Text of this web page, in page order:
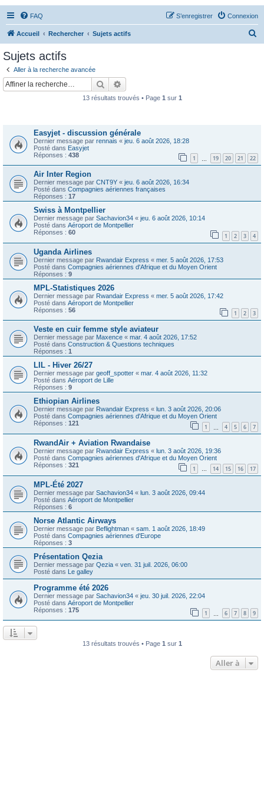
FAQ Connexion
S’enregistrer
Accueil Rechercher Sujets actifs
Sujets actifs
Aller à la recherche avancée
Rechercher
13 résultats trouvés • Page 1 sur 1
Easyjet - discussion générale
Dernier message par rennais « jeu. 6 août 2026, 18:28
Posté dans Easyjet
Réponses : 438 1 19 20 21 22
Air Inter Region
Dernier message par CNT9Y « jeu. 6 août 2026, 16:34
Posté dans Compagnies aériennes françaises
Réponses : 17
Swiss à Montpellier
Dernier message par Sachavion34 « jeu. 6 août 2026, 10:14
Posté dans Aéroport de Montpellier
Réponses : 60 1 2 3 4
Uganda Airlines
Dernier message par Rwandair Express « mer. 5 août 2026, 17:53
Posté dans Compagnies aériennes d'Afrique et du Moyen Orient
Réponses : 9
MPL-Statistiques 2026
Dernier message par Rwandair Express « mer. 5 août 2026, 17:42
Posté dans Aéroport de Montpellier
Réponses : 56 1 2 3
Veste en cuir femme style aviateur
Dernier message par Maxence « mar. 4 août 2026, 17:52
Posté dans Construction & Questions techniques
Réponses : 1
LIL - Hiver 26/27
Dernier message par geoff_spotter « mar. 4 août 2026, 11:32
Posté dans Aéroport de Lille
Réponses : 9
Ethiopian Airlines
Dernier message par Rwandair Express « lun. 3 août 2026, 20:06
Posté dans Compagnies aériennes d'Afrique et du Moyen Orient
Réponses : 121 1 4 5 6 7
RwandAir + Aviation Rwandaise
Dernier message par Rwandair Express « lun. 3 août 2026, 19:36
Posté dans Compagnies aériennes d'Afrique et du Moyen Orient
Réponses : 321 1 … 14 15 16 17
MPL-Été 2027
Dernier message par Sachavion34 « lun. 3 août 2026, 09:44
Posté dans Aéroport de Montpellier
Réponses : 6
Norse Atlantic Airways
Dernier message par Beflightman « sam. 1 août 2026, 18:49
Posté dans Compagnies aériennes d'Europe
Réponses : 3
Présentation Qezia
Dernier message par Qezia « ven. 31 juil. 2026, 06:00
Posté dans Le galley
Programme été 2026
Dernier message par Sachavion34 « jeu. 30 juil. 2026, 22:04
Posté dans Aéroport de Montpellier
Réponses : 175 1 6 7 8 9
13 résultats trouvés • Page 1 sur 1
Aller à